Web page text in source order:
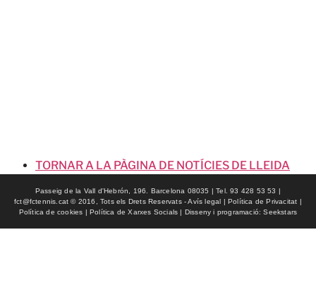
TORNAR A LA PÀGINA DE NOTÍCIES DE LLEIDA
Passeig de la Vall d'Hebrón, 196. Barcelona 08035 | Tel. 93 428 53 53 |
fct@fctennis.cat © 2016, Tots els Drets Reservats - Avís legal | Política de Privacitat |
Política de cookies | Política de Xarxes Socials | Disseny i programació: Seekstars